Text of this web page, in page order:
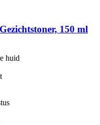
150 ml
huid